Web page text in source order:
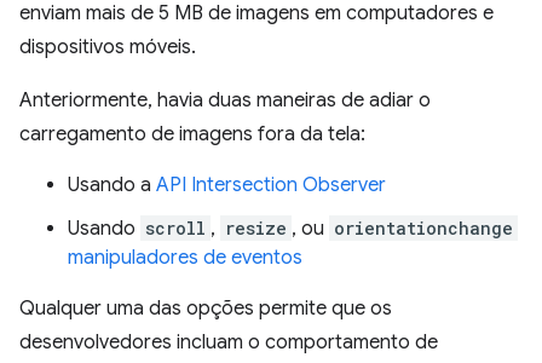
enviam mais de 5 MB de imagens em computadores e
dispositivos móveis.
Anteriormente, havia duas maneiras de adiar o
carregamento de imagens fora da tela:
Usando a API Intersection Observer
Usando scroll , resize , ou orientationchange
manipuladores de eventos
Qualquer uma das opções permite que os
desenvolvedores incluam o comportamento de